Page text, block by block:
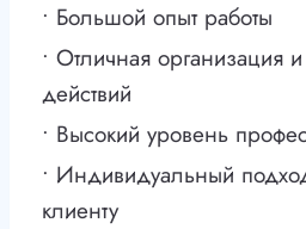
• Большой опыт работы
• Отличная организация
действий
• Высокий уровень
• Индивидуальный
клиенту